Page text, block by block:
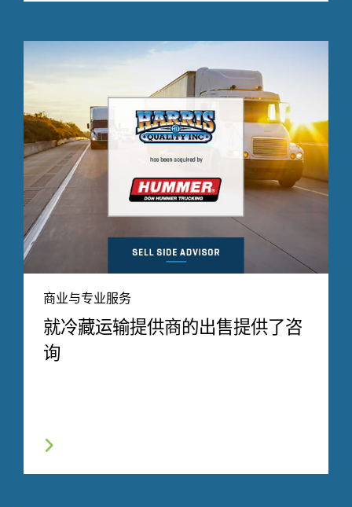
商业与专业服务
就冷藏运输提供商的出售提供了咨
询